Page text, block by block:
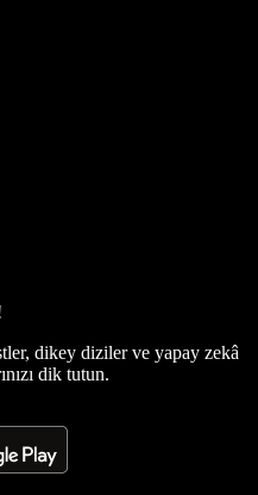
dikey diziler ve yapay zekâ
dik tutun.